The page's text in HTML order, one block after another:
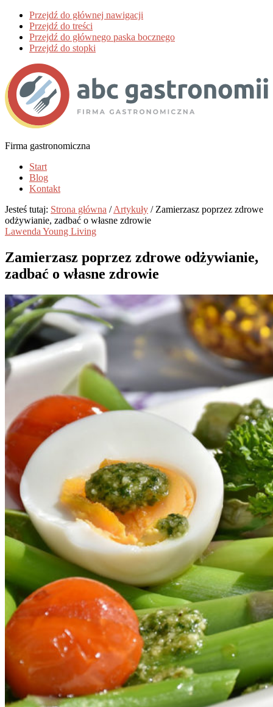
Przejdź do głównej nawigacji
Przejdź do treści
Przejdź do głównego paska bocznego
Przejdź do stopki
Firma gastronomiczna
Start
Blog
Kontakt
Jesteś tutaj: Strona główna / Artykuły /Zamierzasz poprzez zdrowe
odżywianie, zadbać o własne zdrowie
Lawenda Young Living
Zamierzasz poprzez zdrowe odżywianie,
zadbać o własne zdrowie